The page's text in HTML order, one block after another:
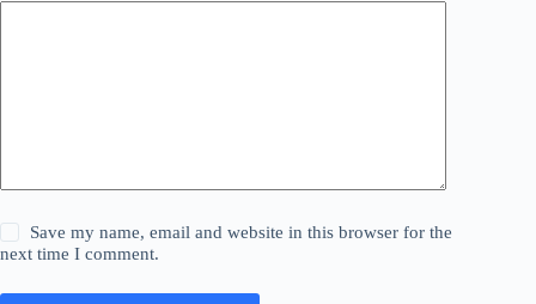
Save my name, email and website in this browser for the
next time I comment.